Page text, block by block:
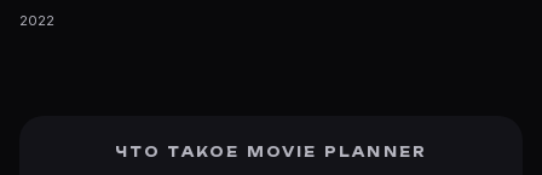
2022
ЧТО ТАКОЕ MOVIE PLANNER